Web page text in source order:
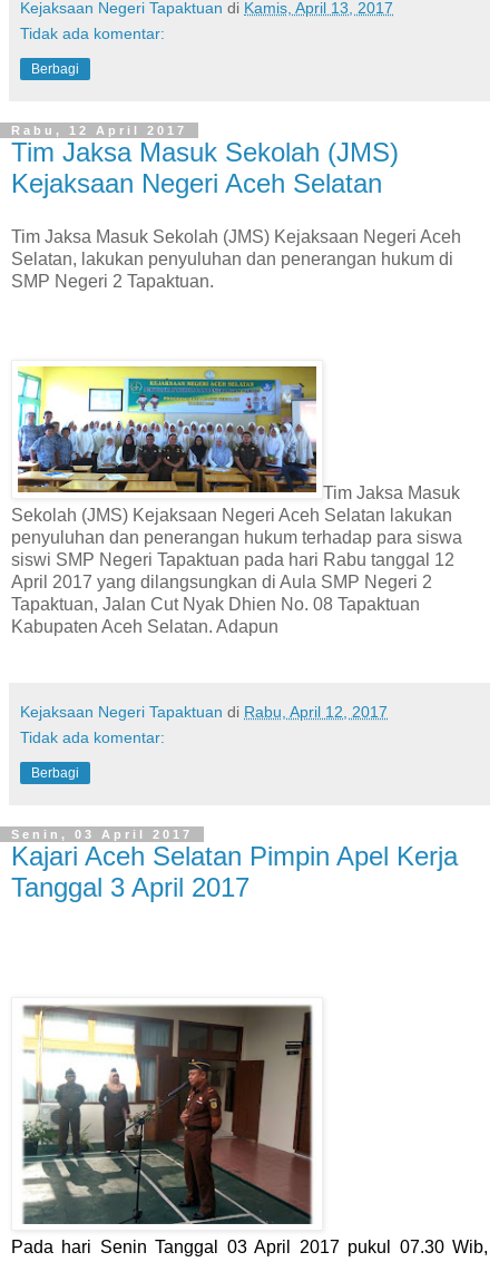
Kejaksaan Negeri Tapaktuan di Kamis, April 13, 2017
Tidak ada komentar:
Berbagi
Rabu, 12 April 2017
Tim Jaksa Masuk Sekolah (JMS)
Kejaksaan Negeri Aceh Selatan
Tim Jaksa Masuk Sekolah (JMS) Kejaksaan Negeri Aceh
Selatan, lakukan penyuluhan dan penerangan hukum di
SMP Negeri 2 Tapaktuan.
Tim Jaksa Masuk
Sekolah (JMS) Kejaksaan Negeri Aceh Selatan lakukan
penyuluhan dan penerangan hukum terhadap para siswa
siswi SMP Negeri Tapaktuan pada hari Rabu tanggal 12
April 2017 yang dilangsungkan di Aula SMP Negeri 2
Tapaktuan, Jalan Cut Nyak Dhien No. 08 Tapaktuan
Kabupaten Aceh Selatan. Adapun
Kejaksaan Negeri Tapaktuan di Rabu, April 12, 2017
Tidak ada komentar:
Berbagi
Senin, 03 April 2017
Kajari Aceh Selatan Pimpin Apel Kerja
Tanggal 3 April 2017
Pada hari Senin Tanggal 03 April 2017 pukul 07.30 Wib,